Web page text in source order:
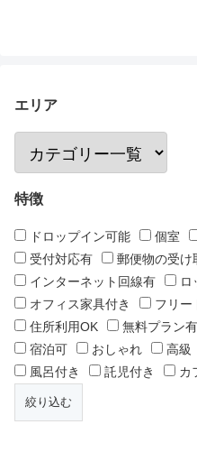
エリア
特徴
ドロップイン可能 個室
受付対応有
郵便物の受け
インターネット回線有
ロ
オフィス家具付き
フリー
住所利用OK
無料プラン有
宿泊可
おしゃれ 高級
風呂付き
託児付き カ